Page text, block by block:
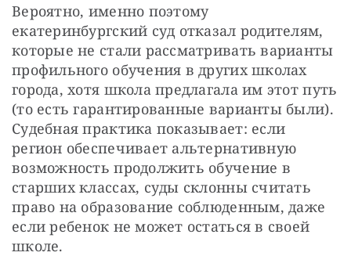
Вероятно, именно поэтому
екатеринбургский суд отказал родителям,
которые не стали рассматривать варианты
профильного обучения в других школах
города, хотя школа предлагала им этот путь
(то есть гарантированные варианты были).
Судебная практика показывает: если
регион обеспечивает альтернативную
возможность продолжить обучение в
старших классах, суды склонны считать
право на образование соблюденным, даже
если ребенок не может остаться в своей
школе.